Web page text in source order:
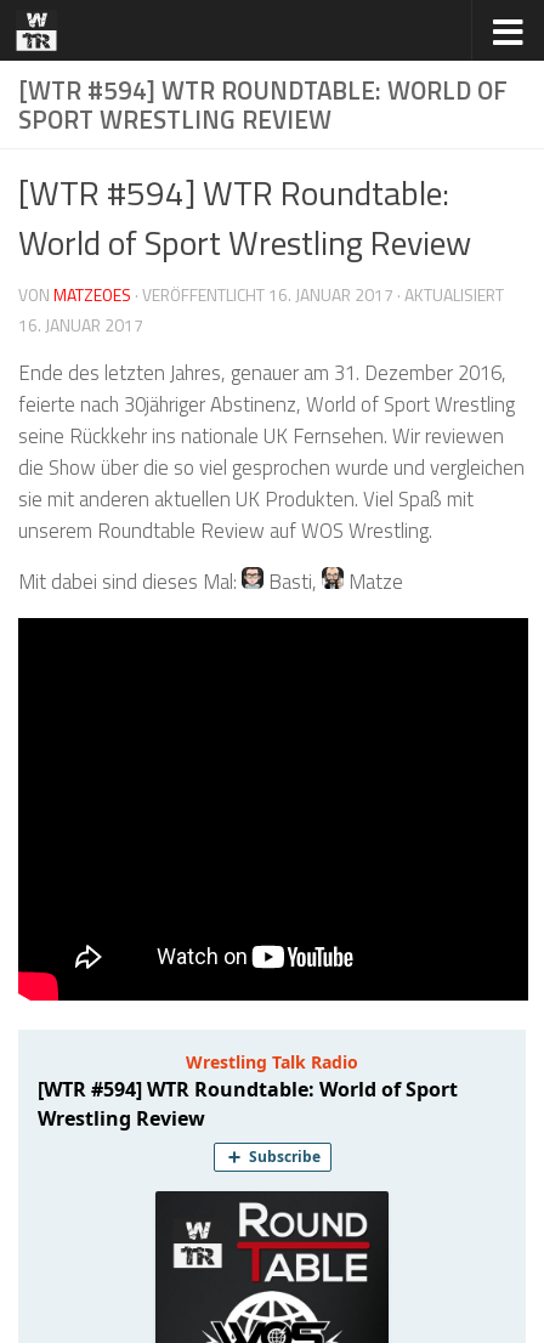
Zum Inhalt springen
[WTR #594] WTR ROUNDTABLE: WORLD OF
SPORT WRESTLING REVIEW
[WTR #594] WTR Roundtable:
World of Sport Wrestling Review
VONMATZEOES · VERÖFFENTLICHT16. JANUAR 2017 · AKTUALISIERT
16. JANUAR 2017
Ende des letzten Jahres, genauer am 31. Dezember 2016,
feierte nach 30jähriger Abstinenz, World of Sport Wrestling
seine Rückkehr ins nationale UK Fernsehen. Wir reviewen
die Show über die so viel gesprochen wurde und vergleichen
sie mit anderen aktuellen UK Produkten. Viel Spaß mit
unserem Roundtable Review auf WOS Wrestling.
Mit dabei sind dieses Mal:
Basti, Matze